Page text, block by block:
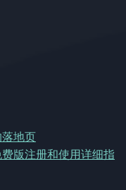
地页
版注册和使用详细指